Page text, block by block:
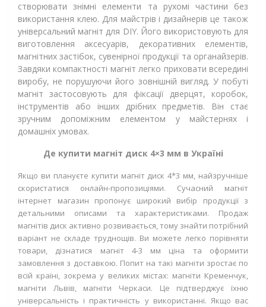
створювати знімні елементи та рухомі частини без
використання клею. Для майстрів і дизайнерів це також
універсальний магніт для DIY. Його використовують для
виготовлення аксесуарів, декоративних елементів,
магнітних застібок, сувенірної продукції та органайзерів.
Завдяки компактності магніт легко приховати всередині
виробу, не порушуючи його зовнішній вигляд. У побуті
магніт застосовують для фіксації дверцят, коробок,
інструментів або інших дрібних предметів. Він стає
зручним допоміжним елементом у майстернях і
домашніх умовах.
Де купити магніт диск 4×3 мм в Україні
Якщо ви плануєте купити магніт диск 4*3 мм, найзручніше
скористатися онлайн-пропозиціями. Сучасний магніт
інтернет магазин пропонує широкий вибір продукції з
детальними описами та характеристиками. Продаж
магнітів диск активно розвивається, тому знайти потрібний
варіант не складе труднощів. Ви можете легко порівняти
товари, дізнатися магніт 4-3 мм ціна та оформити
замовлення з доставкою. Попит на такі магніти зростає по
всій країні, зокрема у великих містах: магніти Кременчук,
магніти Львів, магніти Черкаси. Це підтверджує їхню
універсальність і практичність у використанні. Якщо вас